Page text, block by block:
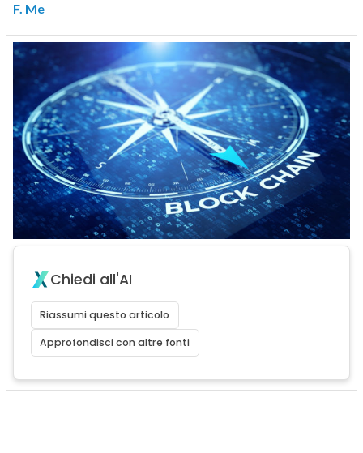
F. Me
Chiedi all'AI
Riassumi questo articolo
Approfondisci con altre fonti